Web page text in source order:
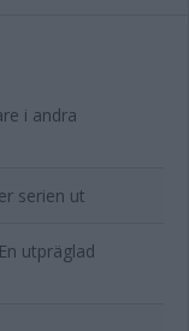
i andra
serien ut
utpräglad